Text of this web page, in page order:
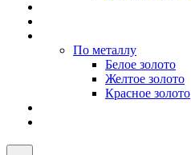
По металлу
Белое золото
Желтое золото
Красное золото